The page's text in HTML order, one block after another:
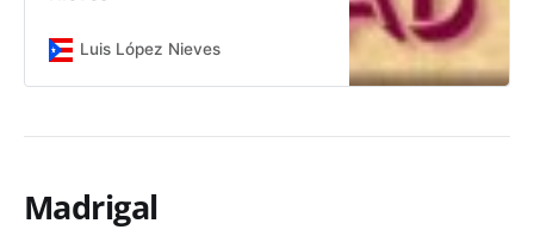
Luis López Nieves
Madrigal